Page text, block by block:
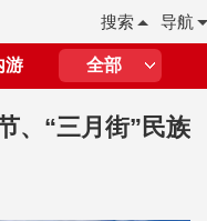
导航
搜索
游 全部
、“三月街”民族